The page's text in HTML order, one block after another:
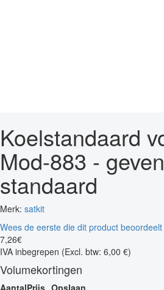
Koelstandaard
Mod-883 -
standaard
Merk: satkit
Wees de eerste die dit product beoordeelt
7,26€
IVA inbegrepen (Excl. btw: 6,00 €)
Volumekortingen
AantalPrijs Opslaan